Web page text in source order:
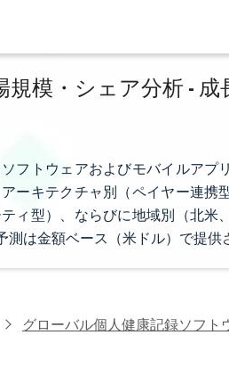
模・シェア分析 - 成
フトウェアおよびモバイルアプ
ーキテクチャ別（ペイヤー連携
ィ型）、ならびに地域別（北米
は金額ベース（米ドル）で提供
グローバル個人健康記録ソフト